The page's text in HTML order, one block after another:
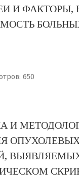
И
650
И